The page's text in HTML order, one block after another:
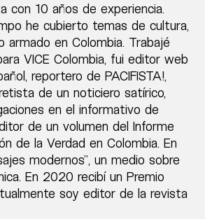
con 10 años de experiencia.
he cubierto temas de cultura,
armado en Colombia. Trabajé
VICE Colombia, fui editor web
reportero de PACIFISTA!,
de un noticiero satírico,
en el informativo de
de un volumen del Informe
de la Verdad en Colombia. En
modernos”, un medio sobre
En 2020 recibí un Premio
soy editor de la revista